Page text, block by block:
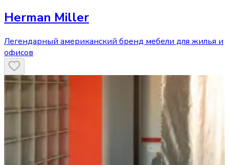
Herman Miller
Легендарный американский бренд мебели для жилья и
офисов